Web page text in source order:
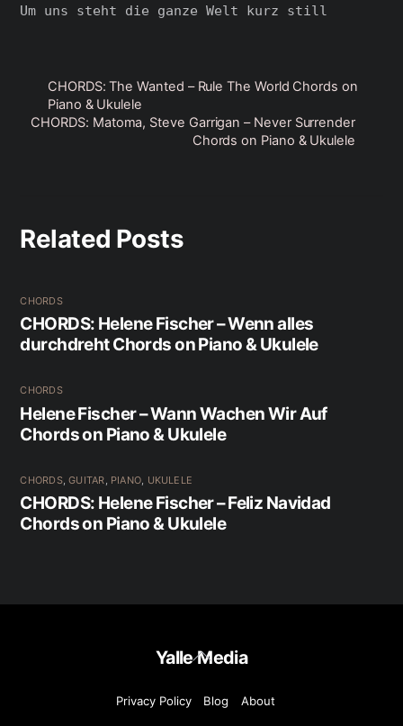
CHORDS: The Wanted – Rule The World Chords on
Piano & Ukulele
CHORDS: Matoma, Steve Garrigan – Never Surrender
Chords on Piano & Ukulele
Related Posts
CHORDS
CHORDS: Helene Fischer – Wenn alles
durchdreht Chords on Piano & Ukulele
CHORDS
Helene Fischer – Wann Wachen Wir Auf
Chords on Piano & Ukulele
CHORDS,GUITAR PIANO UKULELE
CHORDS: Helene Fischer – Feliz Navidad
Chords on Piano & Ukulele
Back
To
Yalle Media
Privacy Policy Blog About